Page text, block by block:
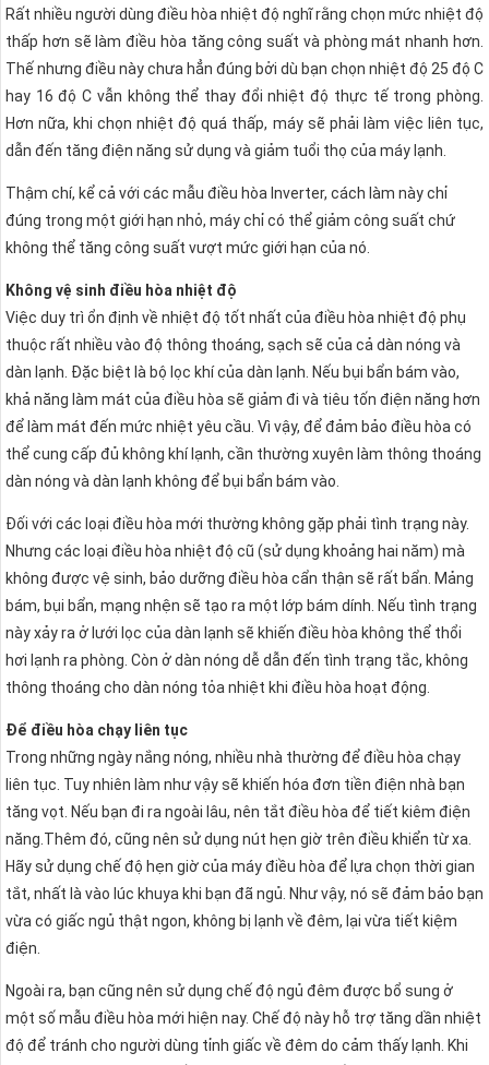
Rất nhiều người dùng điều hòa nhiệt độ nghĩ rằng chọn mức nhiệt độ
thấp hơn sẽ làm điều hòa tăng công suất và phòng mát nhanh hơn.
Thế nhưng điều này chưa hẳn đúng bởi dù bạn chọn nhiệt độ 25 độ C
hay 16 độ C vẫn không thể thay đổi nhiệt độ thực tế trong phòng.
Hơn nữa, khi chọn nhiệt độ quá thấp, máy sẽ phải làm việc liên tục,
dẫn đến tăng điện năng sử dụng và giảm tuổi thọ của máy lạnh.
Thậm chí, kể cả với các mẫu điều hòa Inverter, cách làm này chỉ
đúng trong một giới hạn nhỏ, máy chỉ có thể giảm công suất chứ
không thể tăng công suất vượt mức giới hạn của nó.
Không vệ sinh điều hòa nhiệt độ
Việc duy trì ổn định về nhiệt độ tốt nhất của điều hòa nhiệt độ phụ
thuộc rất nhiều vào độ thông thoáng, sạch sẽ của cả dàn nóng và
dàn lạnh. Đặc biệt là bộ lọc khí của dàn lạnh. Nếu bụi bẩn bám vào,
khả năng làm mát của điều hòa sẽ giảm đi và tiêu tốn điện năng hơn
để làm mát đến mức nhiệt yêu cầu. Vì vậy, để đảm bảo điều hòa có
thể cung cấp đủ không khí lạnh, cần thường xuyên làm thông thoáng
dàn nóng và dàn lạnh không để bụi bẩn bám vào.
Đối với các loại điều hòa mới thường không gặp phải tình trạng này.
Nhưng các loại điều hòa nhiệt độ cũ (sử dụng khoảng hai năm) mà
không được vệ sinh, bảo dưỡng điều hòa cẩn thận sẽ rất bẩn. Mảng
bám, bụi bẩn, mạng nhện sẽ tạo ra một lớp bám dính. Nếu tình trạng
này xảy ra ở lưới lọc của dàn lạnh sẽ khiến điều hòa không thể thổi
hơi lạnh ra phòng. Còn ở dàn nóng dễ dẫn đến tình trạng tắc, không
thông thoáng cho dàn nóng tỏa nhiệt khi điều hòa hoạt động.
Để điều hòa chạy liên tục
Trong những ngày nắng nóng, nhiều nhà thường để điều hòa chạy
liên tục. Tuy nhiên làm như vậy sẽ khiến hóa đơn tiền điện nhà bạn
tăng vọt. Nếu bạn đi ra ngoài lâu, nên tắt điều hòa để tiết kiêm điện
năng.Thêm đó, cũng nên sử dụng nút hẹn giờ trên điều khiển từ xa.
Hãy sử dụng chế độ hẹn giờ của máy điều hòa để lựa chọn thời gian
tắt, nhất là vào lúc khuya khi bạn đã ngủ. Như vậy, nó sẽ đảm bảo bạn
vừa có giấc ngủ thật ngon, không bị lạnh về đêm, lại vừa tiết kiệm
điện.
Ngoài ra, bạn cũng nên sử dụng chế độ ngủ đêm được bổ sung ở
một số mẫu điều hòa mới hiện nay. Chế độ này hỗ trợ tăng dần nhiệt
độ để tránh cho người dùng tỉnh giấc về đêm do cảm thấy lạnh. Khi